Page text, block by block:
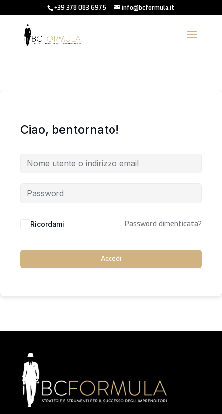
+39 378 083 6975 info@bcformula.it
Ciao, bentornato!
Ricordami Password dimenticata?
Accedi